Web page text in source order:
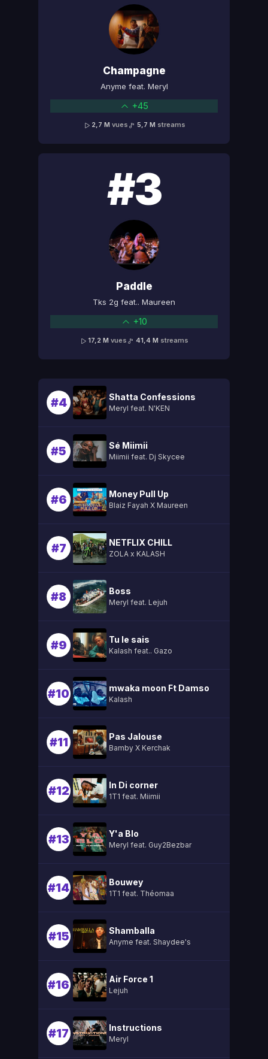
Champagne
Anyme feat. Meryl
+45
2,7 M vues 5,7 M streams
#3
Paddle
Tks 2g feat.. Maureen
+10
17,2 M vues 41,4 M streams
#4 Shatta Confessions
Meryl feat. N'KEN
#5 Sé Miimii
Miimii feat. Dj Skycee
#6 Money Pull Up
Blaiz Fayah X Maureen
#7 NETFLIX CHILL
ZOLA x KALASH
#8 Boss
Meryl feat. Lejuh
#9 Tu le sais
Kalash feat.. Gazo
#10 mwaka moon Ft Damso
Kalash
#11 Pas Jalouse
Bamby X Kerchak
#12 In Di corner
1T1 feat. Miimii
#13 Y'a Blo
Meryl feat. Guy2Bezbar
#14 Bouwey
1T1 feat. Théomaa
#15 Shamballa
Anyme feat. Shaydee's
#16 Air Force 1
Lejuh
#17 Instructions
Meryl